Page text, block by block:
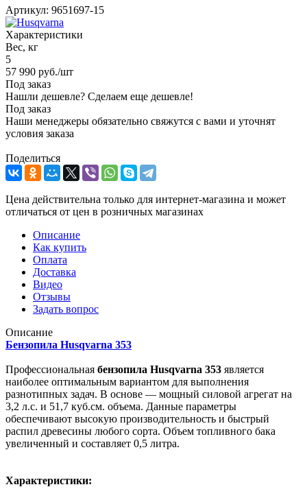
Артикул: 9651697-15
Характеристики
Вес, кг
5
57 990 руб./шт
Под заказ
Нашли дешевле? Сделаем еще дешевле!
Под заказ
Наши менеджеры обязательно свяжутся с вами и уточнят
условия заказа
Поделиться
Цена действительна только для интернет-магазина и может
отличаться от цен в розничных магазинах
Описание
Как купить
Оплата
Доставка
Видео
Отзывы
Задать вопрос
Описание
Бензопила Husqvarna 353
Профессиональная бензопила Husqvarna 353 является
наиболее оптимальным вариантом для выполнения
разнотипных задач. В основе — мощный силовой агрегат на
3,2 л.с. и 51,7 куб.см. объема. Данные параметры
обеспечивают высокую производительность и быстрый
распил древесины любого сорта. Объем топливного бака
увеличенный и составляет 0,5 литра.
Характеристики: